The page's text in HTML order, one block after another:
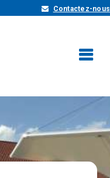
Contactez-nous